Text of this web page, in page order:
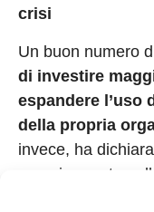
crisi
Un buon numero
di investire
espandere l’uso
della propria
invece, ha
maggiormente
conseguenza